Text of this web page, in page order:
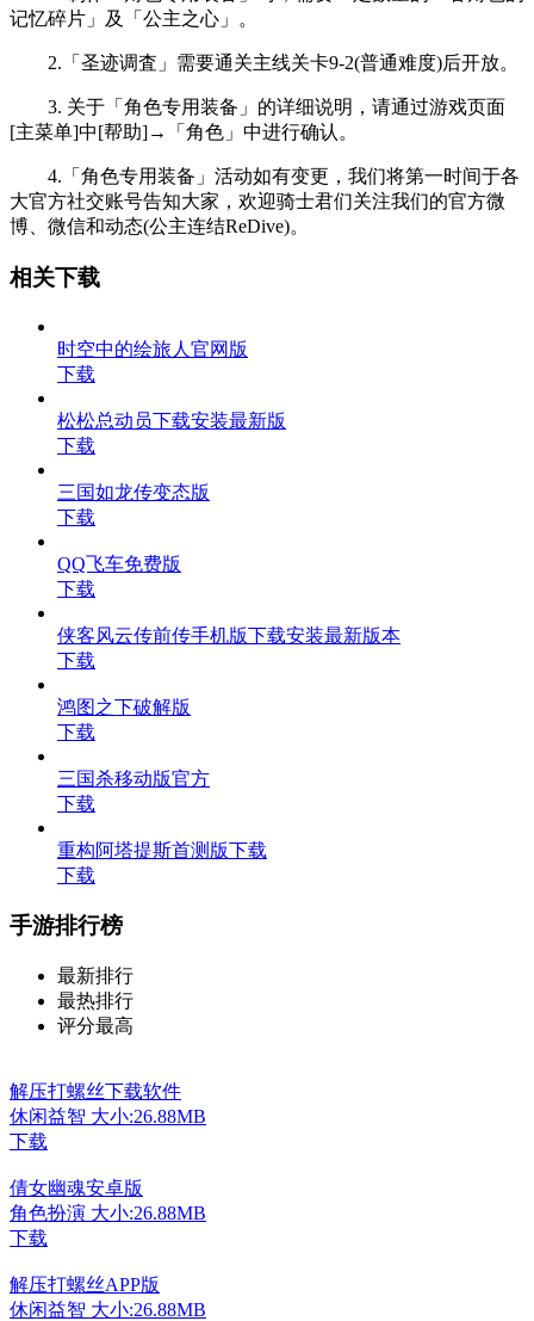
记忆碎片」及「公主之心」。
2.「圣迹调査」需要通关主线关卡9-2(普通难度)后开放。
3. 关于「角色专用装备」的详细说明，请通过游戏页面
[主菜单]中[帮助]→「角色」中进行确认。
4.「角色专用装备」活动如有变更，我们将第一时间于各
大官方社交账号告知大家，欢迎骑士君们关注我们的官方微
博、微信和动态(公主连结ReDive)。
相关下载
时空中的绘旅人官网版
下载
松松总动员下载安装最新版
下载
三国如龙传变态版
下载
QQ飞车免费版
下载
侠客风云传前传手机版下载安装最新版本
下载
鸿图之下破解版
下载
三国杀移动版官方
下载
重构阿塔提斯首测版下载
下载
手游排行榜
最新排行
最热排行
评分最高
解压打螺丝下载软件
休闲益智 大小:26.88MB
下载
倩女幽魂安卓版
角色扮演 大小:26.88MB
下载
解压打螺丝APP版
休闲益智 大小:26.88MB